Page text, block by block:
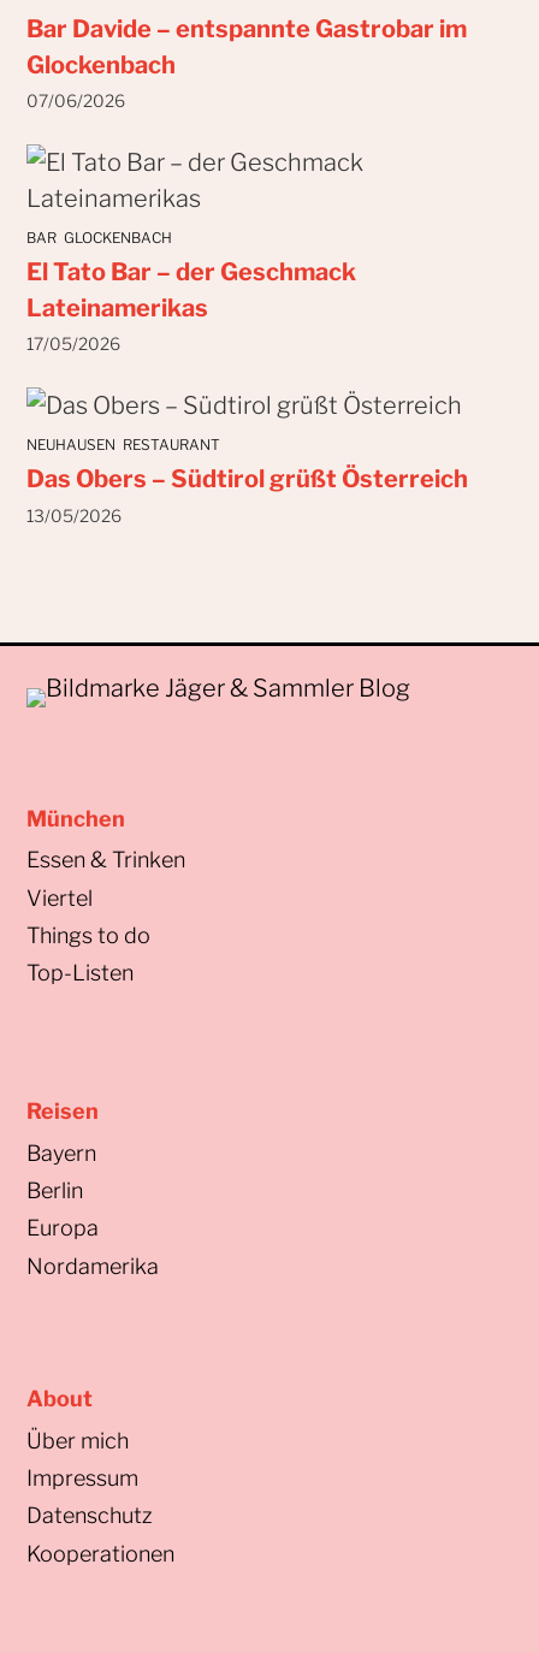
Bar Davide – entspannte Gastrobar im
Glockenbach
07/06/2026
BAR GLOCKENBACH
El Tato Bar – der Geschmack
Lateinamerikas
17/05/2026
NEUHAUSEN RESTAURANT
Das Obers – Südtirol grüßt Österreich
13/05/2026
München
Essen & Trinken
Viertel
Things to do
Top-Listen
Reisen
Bayern
Berlin
Europa
Nordamerika
About
Über mich
Impressum
Datenschutz
Kooperationen